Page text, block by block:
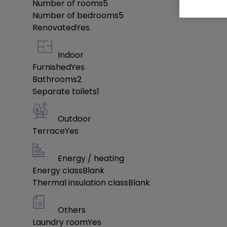
Pas de couples, étudiants ou animaux
Ne manquez pas cette opportunité de vivre
Luxembourg-ville. Contactez-nous dès
Réf : PON10JG
Number of rooms5
Number of bedrooms5
RenovatedYes
Indoor
FurnishedYes
Bathrooms2
Separate toilets1
Outdoor
TerraceYes
Energy / heating
Energy classBlank
Thermal insulation classBlank
Others
Laundry roomYes